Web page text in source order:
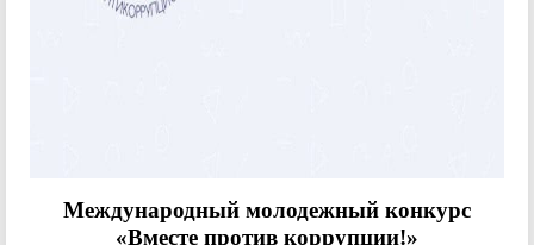
Международный молодежный конкурс
«Вместе против коррупции!»